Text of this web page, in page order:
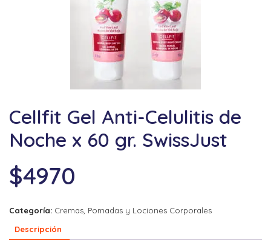
Cellfit Gel Anti-Celulitis de
Noche x 60 gr. SwissJust
$4970
Categoría: Cremas, Pomadas y Lociones Corporales
Descripción